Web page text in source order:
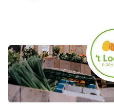
onze geschenkmanden,
zuivelproducten en
van collega‑hoeve- en